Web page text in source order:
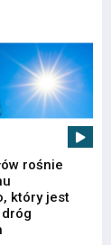
rośnie
który jest